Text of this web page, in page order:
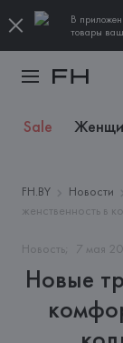
В
товары
Sale
FH.BY Новости
женственность в
Новость; 7 мая
Новые